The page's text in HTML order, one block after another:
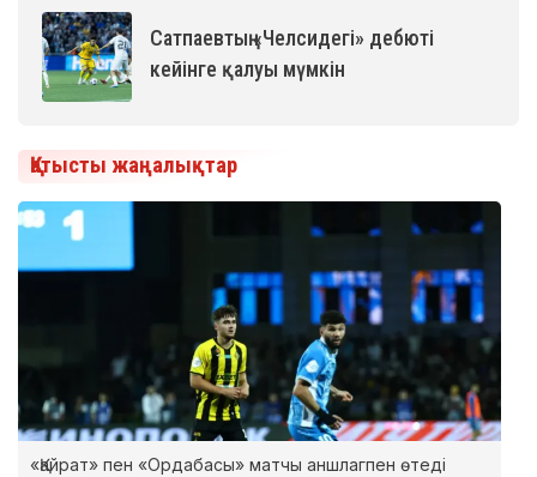
Сатпаевтың «Челсидегі» дебюті
кейінге қалуы мүмкін
Қатысты жаңалықтар
«Қайрат» пен «Ордабасы» матчы аншлагпен өтеді